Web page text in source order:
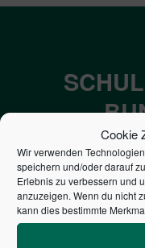
Cookie
Wir verwenden
speichern und/oder darauf
Erlebnis zu verbessern und
anzuzeigen. Wenn du nicht
kann dies bestimmte